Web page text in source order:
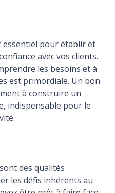
essentiel pour établir et
avec vos clients.
les besoins et à
est primordiale. Un bon
à construire un
indispensable pour le
des qualités
les défis inhérents au